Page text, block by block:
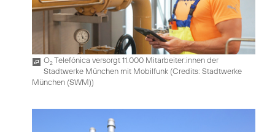
O2Telefónica versorgt 11.000 Mitarbeiter:innen der
Stadtwerke München mit Mobilfunk (Credits: Stadtwerke
München (SWM))